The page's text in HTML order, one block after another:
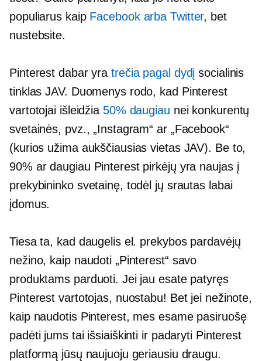
populiarus kaip Facebook arba Twitter, bet
nustebsite.
Pinterest dabar yra trečia pagal dydį socialinis
tinklas JAV. Duomenys rodo, kad Pinterest
vartotojai išleidžia 50% daugiau nei konkurentų
svetainės, pvz., „Instagram“ ar „Facebook“
(kurios užima aukščiausias vietas JAV). Be to,
90% ar daugiau Pinterest pirkėjų yra naujasį
prekybininko svetainę, todėl jų srautas labai
įdomus.
Tiesa ta, kad daugelis el. prekybos pardavėjų
nežino, kaip naudoti „Pinterest“ savo
produktams parduoti. Jei jau esate patyręs
Pinterest vartotojas, nuostabu! Bet jei nežinote,
kaip naudotis Pinterest, mes esame pasiruošę
padėti jums tai išsiaiškinti ir padaryti Pinterest
platformą jūsų naujuoju geriausiu draugu.